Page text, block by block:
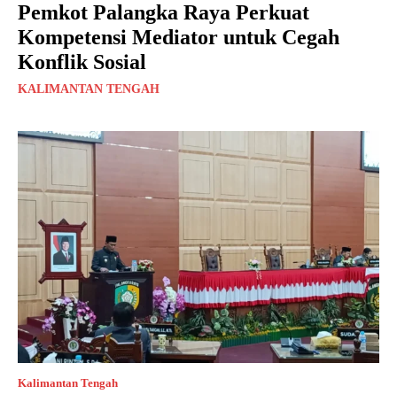
Pemkot Palangka Raya Perkuat
Kompetensi Mediator untuk Cegah
Konflik Sosial
KALIMANTAN TENGAH
Kalimantan Tengah